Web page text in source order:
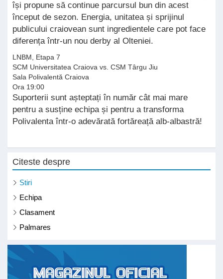
își propune să continue parcursul bun din acest
început de sezon. Energia, unitatea și sprijinul
publicului craiovean sunt ingredientele care pot face
diferența într-un nou derby al Olteniei.
LNBM, Etapa 7
SCM Universitatea Craiova vs. CSM Târgu Jiu
Sala Polivalentă Craiova
Ora 19:00
Suporterii sunt așteptați în număr cât mai mare
pentru a susține echipa și pentru a transforma
Polivalenta într-o adevărată fortăreață alb-albastră!
Citeste despre
Stiri
Echipa
Clasament
Palmares